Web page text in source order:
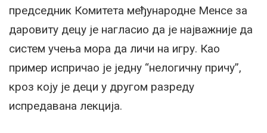
председник Комитета међународне Менсе за
даровиту децу је нагласио да је најважније да
систем учења мора да личи на игру. Као
пример испричао је једну “нелогичну причу”,
кроз коју је деци у другом разреду
испредавана лекција.